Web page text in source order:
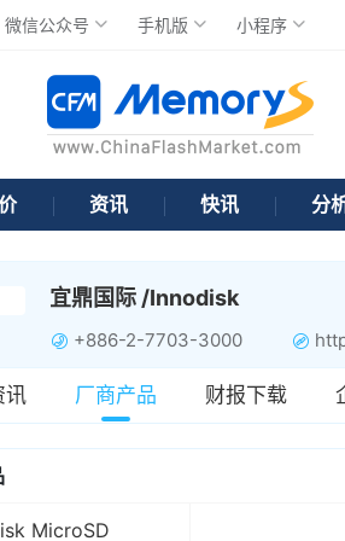
微信公众号 手机版 小程序
资讯 快讯 分
宜鼎国际 /Innodisk
+886-2-7703-3000
讯 厂商产品 财报下载